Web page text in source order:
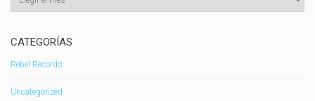
CATEGORÍAS
Rebel Records
Uncategorized